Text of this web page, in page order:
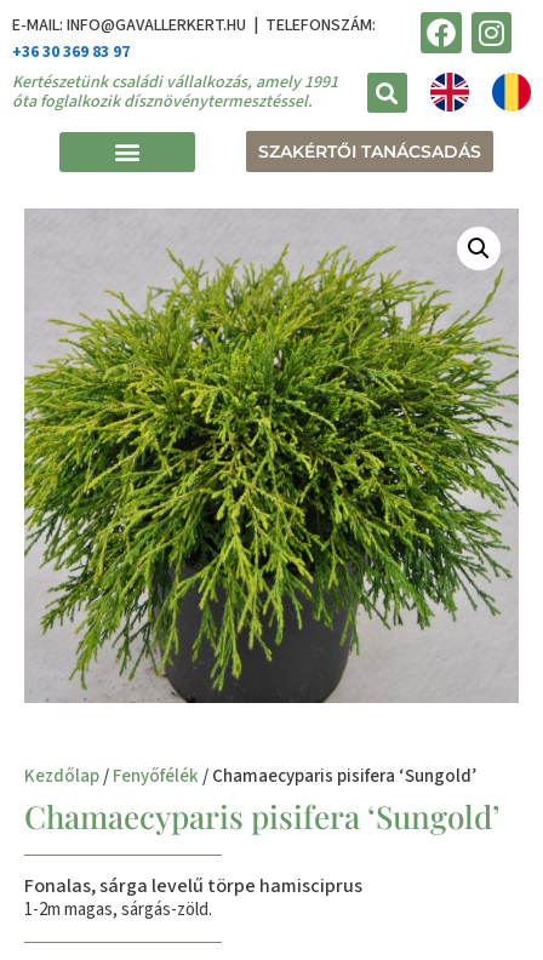
E-MAIL: INFO@GAVALLERKERT.HU | TELEFONSZÁM:
+36 30 369 83 97
Kertészetünk családi vállalkozás, amely 1991
óta foglalkozik dísznövénytermesztéssel.
SZAKÉRTŐI TANÁCSADÁS
Kezdőlap/Fenyőfélék/ Chamaecyparis pisifera ‘Sungold’
Chamaecyparis pisifera ‘Sungold’
Fonalas, sárga levelű törpe hamisciprus
1-2m magas, sárgás-zöld.